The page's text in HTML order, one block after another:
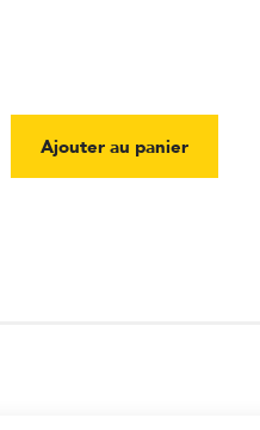
Ajouter au panier